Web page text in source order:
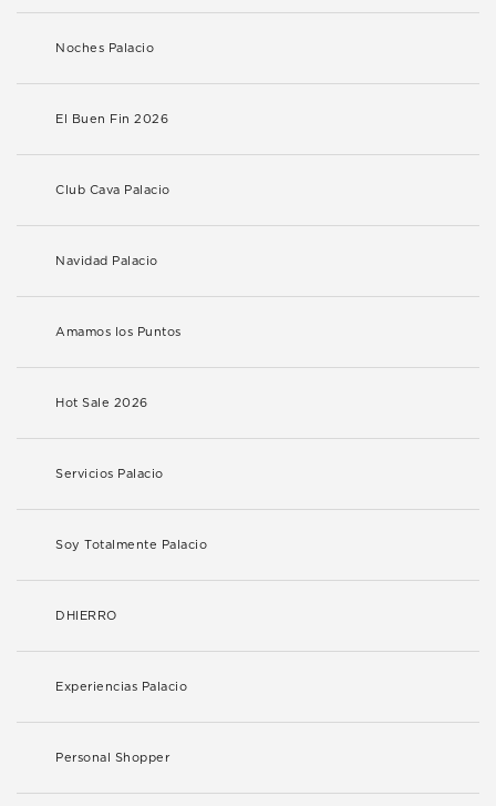
Noches Palacio
El Buen Fin 2026
Club Cava Palacio
Navidad Palacio
Amamos los Puntos
Hot Sale 2026
Servicios Palacio
Soy Totalmente Palacio
DHIERRO
Experiencias Palacio
Personal Shopper